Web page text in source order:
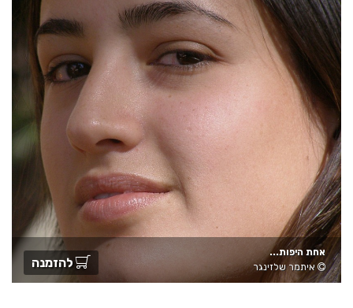
אחת היפות...
איתמר שלזינגר
להזמנה